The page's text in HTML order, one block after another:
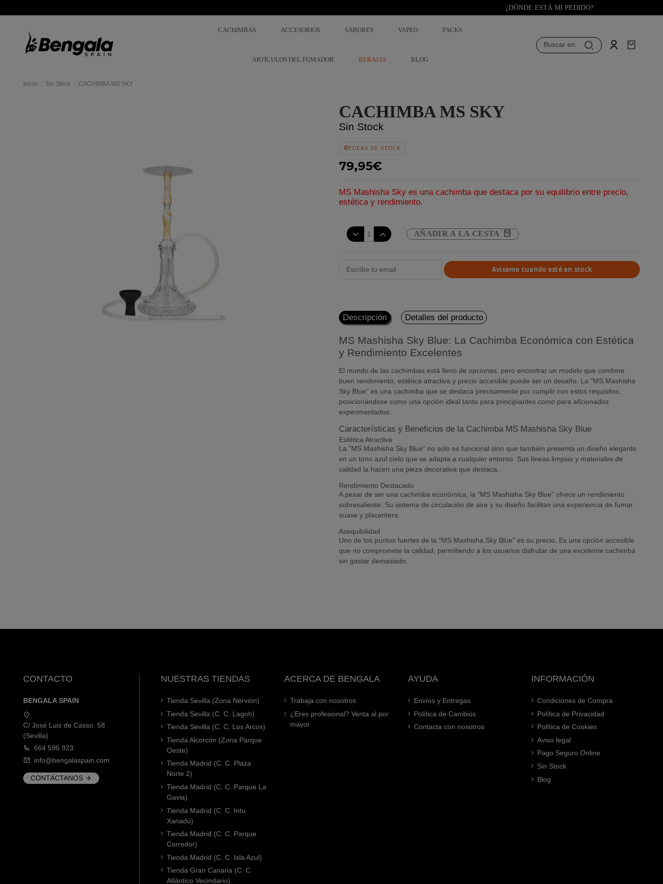
¿DÓNDE ESTÁ MI PEDIDO?
CACHIMBAS ACCESORIOS SABORES VAPEO PACKS
ARTÍCULOS DEL FUMADOR REBAJAS BLOG
Buscar en
Inicio Sin Stock CACHIMBA MS SKY
CACHIMBA MS SKY
Sin Stock
FUERA DE STOCK
79,95€
MS Mashisha Sky es una cachimba que destaca por su equilibrio entre precio,
estética y rendimiento.
AÑADIR A LA CESTA
Avisame cuando esté en stock
Descripción Detalles del producto
MS Mashisha Sky Blue: La Cachimba Económica con Estética
y Rendimiento Excelentes
El mundo de las cachimbas está lleno de opciones, pero encontrar un modelo que combine
buen rendimiento, estética atractiva y precio accesible puede ser un desafío. La "MS Mashisha
Sky Blue" es una cachimba que se destaca precisamente por cumplir con estos requisitos,
posicionándose como una opción ideal tanto para principiantes como para aficionados
experimentados.
Características y Beneficios de la Cachimba MS Mashisha Sky Blue
Estética Atractiva
La "MS Mashisha Sky Blue" no solo es funcional sino que también presenta un diseño elegante
en un tono azul cielo que se adapta a cualquier entorno. Sus líneas limpias y materiales de
calidad la hacen una pieza decorativa que destaca.
Rendimiento Destacado
A pesar de ser una cachimba económica, la "MS Mashisha Sky Blue" ofrece un rendimiento
sobresaliente. Su sistema de circulación de aire y su diseño facilitan una experiencia de fumar
suave y placentera.
Asequibilidad
Uno de los puntos fuertes de la "MS Mashisha Sky Blue" es su precio. Es una opción accesible
que no compromete la calidad, permitiendo a los usuarios disfrutar de una excelente cachimba
sin gastar demasiado.
CONTACTO
BENGALA SPAIN
C/ José Luis de Casso, 58
(Sevilla)
664 596 923
info@bengalaspain.com
CONTÁCTANOS
NUESTRAS TIENDAS
Tienda Sevilla (Zona Nervión)
Tienda Sevilla (C. C. Lagoh)
Tienda Sevilla (C. C. Los Arcos)
Tienda Alcorcón (Zona Parque
Oeste)
Tienda Madrid (C. C. Plaza
Norte 2)
Tienda Madrid (C. C. Parque La
Gavia)
Tienda Madrid (C. C. Intu
Xanadú)
Tienda Madrid (C. C. Parque
Corredor)
Tienda Madrid (C. C. Isla Azul)
Tienda Gran Canaria (C. C.
Atlántico Vecindario)
ACERCA DE BENGALA
Trabaja con nosotros
¿Eres profesional? Venta al por
mayor
AYUDA
Envíos y Entregas
Política de Cambios
Contacta con nosotros
INFORMACIÓN
Condiciones de Compra
Política de Privacidad
Política de Cookies
Aviso legal
Pago Seguro Online
Sin Stock
Blog